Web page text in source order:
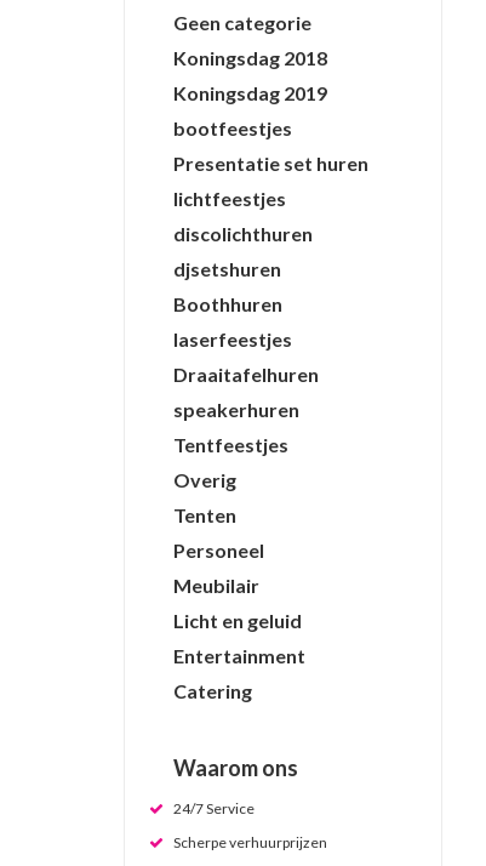
Geen categorie
Koningsdag 2018
Koningsdag 2019
bootfeestjes
Presentatie set huren
lichtfeestjes
discolichthuren
djsetshuren
Boothhuren
laserfeestjes
Draaitafelhuren
speakerhuren
Tentfeestjes
Overig
Tenten
Personeel
Meubilair
Licht en geluid
Entertainment
Catering
Waarom ons
24/7 Service
Scherpe verhuurprijzen